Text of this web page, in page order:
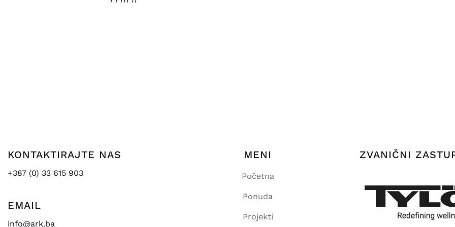
KONTAKTIRAJTE NAS
+387 (0) 33 615 903
EMAIL
info@ark.ba
MENI
Početna
Ponuda
Projekti
ZVANIČNI